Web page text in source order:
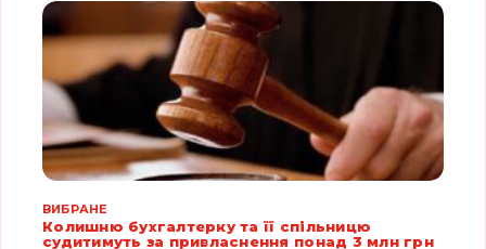
ВИБРАНЕ
Колишню бухгалтерку та її спільницю
судитимуть за привласнення понад 3 млн грн